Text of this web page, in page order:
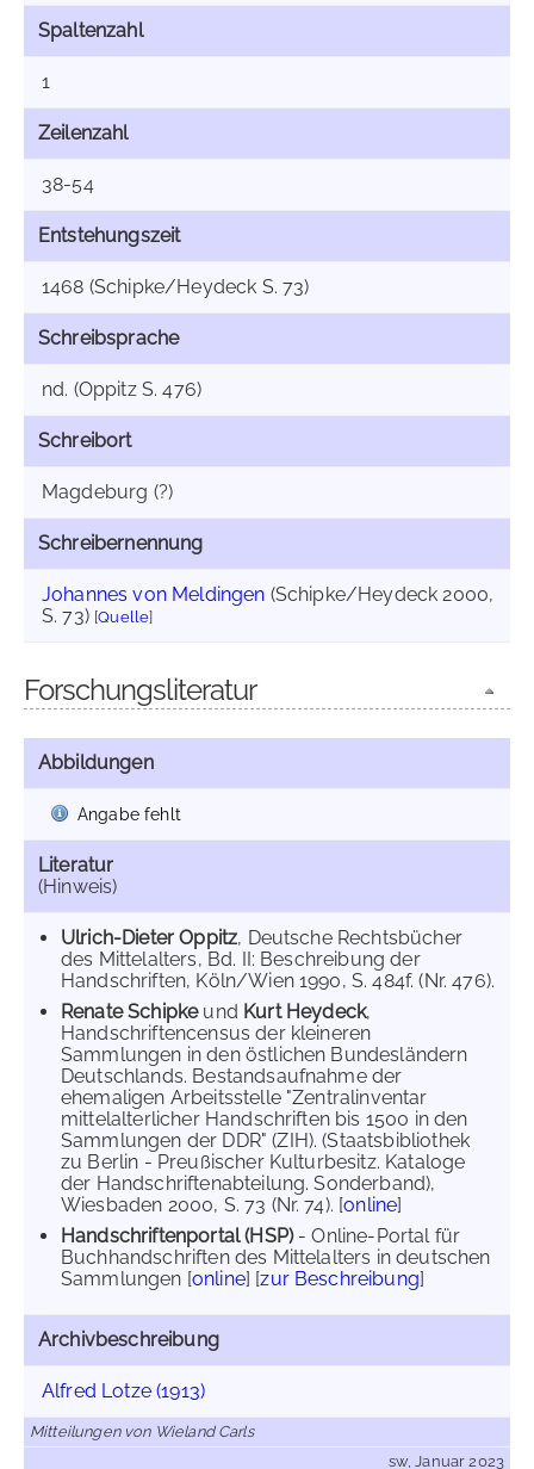
Spaltenzahl
1
Zeilenzahl
38-54
Entstehungszeit
1468 (Schipke/Heydeck S. 73)
Schreibsprache
nd. (Oppitz S. 476)
Schreibort
Magdeburg (?)
Schreibernennung
Johannes von Meldingen (Schipke/Heydeck 2000,
S. 73) [Quelle]
Forschungsliteratur
Abbildungen
Angabe fehlt
Literatur
(Hinweis)
Ulrich-Dieter Oppitz, Deutsche Rechtsbücher
des Mittelalters, Bd. II: Beschreibung der
Handschriften, Köln/Wien 1990, S. 484f. (Nr. 476).
Renate Schipkeund Kurt Heydeck,
Handschriftencensus der kleineren
Sammlungen in den östlichen Bundesländern
Deutschlands. Bestandsaufnahme der
ehemaligen Arbeitsstelle "Zentralinventar
mittelalterlicher Handschriften bis 1500 in den
Sammlungen der DDR" (ZIH). (Staatsbibliothek
zu Berlin - Preußischer Kulturbesitz. Kataloge
der Handschriftenabteilung. Sonderband),
Wiesbaden 2000, S. 73 (Nr. 74). [online]
Handschriftenportal (HSP)- Online-Portal für
Buchhandschriften des Mittelalters in deutschen
Sammlungen [online] [zur Beschreibung]
Archivbeschreibung
Alfred Lotze (1913)
Mitteilungen von Wieland Carls
sw, Januar 2023